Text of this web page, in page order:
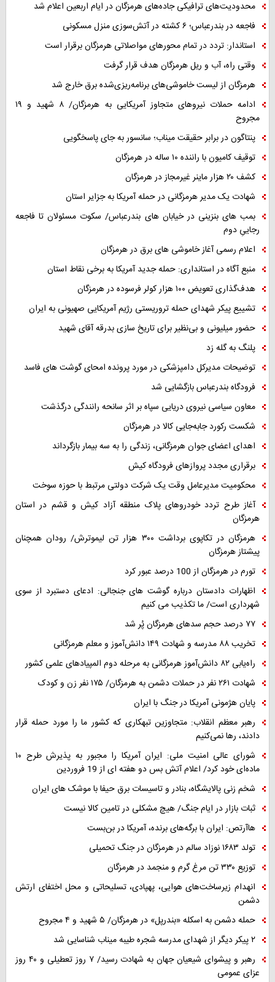
محدودیت‌های ترافیکی جاده‌های هرمزگان در ایام اربعین اعلام شد
فاجعه در بندرعباس؛ ۶ کشته در آتش‌سوزی منزل مسکونی
استاندار: تردد در تمام محورهای مواصلاتی هرمزگان برقرار است
وقتی راه، آب و ریل هرمزگان هدف قرار گرفت
هرمزگان از لیست خاموشی‌های برنامه‌ریزی‌شده برق خارج شد
ادامه حملات نیروهای متجاوز آمریکایی به هرمزگان/ ۸ شهید و ۱۹
مجروح
پنتاگون در برابر حقیقت میناب؛ سانسور به جای پاسخگویی
توقیف کامیون با راننده ۱۰ ساله در هرمزگان
کشف ۲۰ هزار ماینر غیرمجاز در هرمزگان
شهادت یک مدیر هرمزگانی در حمله آمریکا به جزایر استان
بمب های بنزینی در خیابان های بندرعباس/ سکوت مسئولان تا فاجعه
رجاییِ دوم
اعلام رسمی آغاز خاموشی های برق در هرمزگان
منبع آگاه در استانداری: حمله جدید آمریکا به برخی نقاط استان
هدف‌گذاری تعویض ۱۰۰ هزار کولر فرسوده در هرمزگان
تشییع پیکر شهدای حمله تروریستی رژیم آمریکایی صهیونی به ایران
حضور میلیونی و بی‌نظیر برای تاریخ سازی بدرقه آقای شهید
پلنگ به گله زد
توضیحات مدیرکل دامپزشکی در مورد پرونده امحای گوشت های فاسد
فرودگاه بندرعباس بازگشایی شد
معاون سیاسی نیروی دریایی سپاه بر اثر سانحه رانندگی درگذشت
شکست رکورد جابه‌جایی کالا در هرمزگان
اهدای اعضای جوان هرمزگانی، زندگی را به سه بیمار بازگرداند
برقراری مجدد پروازهای فرودگاه کیش
محکومیت مدیرعامل وقت یک شرکت دولتی مرتبط با حوزه سوخت
آغاز طرح تردد خودروهای پلاک منطقه آزاد کیش و قشم در استان
هرمزگان
هرمزگان در تکاپوی برداشت ۳۰۰ هزار تن لیموترش/ رودان همچنان
پیشتاز هرمزگان
تورم در هرمزگان از 100 درصد عبور کرد
اظهارات دادستان درباره گوشت های جنجالی: ادعای دستبرد از سوی
شهرداری است/ ما تکذیب می کنیم
۷۷ درصد حجم سدهای هرمزگان پُر شد
تخریب ۸۸ مدرسه و شهادت ۱۴۹ دانش‌آموز و معلم هرمزگانی
راه‌یابی ۸۲ دانش‌آموز هرمزگانی به مرحله دوم المپیادهای علمی کشور
شهادت ۲۶۱ نفر در حملات دشمن به هرمزگان/ ۱۷۵ نفر زن و کودک
پایان هژمونی آمریکا در جنگ با ایران
رهبر معظم انقلاب: متجاوزین تبهکاری که کشور ما را مورد حمله قرار
دادند، رها نمی‌کنیم
شورای عالی امنیت ملی: ایران آمریکا را مجبور به پذیرش طرح ۱۰
ماده‌ای خود کرد/ اعلام آتش بس دو هفته ای از 19 فروردین
شخم زنی پالایشگاه، بنادر و تاسیسات برق حیفا با موشک های ایران
ثبات بازار در ایام جنگ/ هیچ مشکلی در تامین کالا نیست
هاآرتص: ایران با برگه‌های برنده، آمریکا در بن‌بست
تولد ۱۶۸۳ نوزاد سالم در هرمزگان در جنگ تحمیلی
توزیع ۳۳۰ تن مرغ گرم و منجمد در هرمزگان
انهدام زیرساخت‌های هوایی، پهپادی، تسلیحاتی و محل اختفای ارتش
دشمن
حمله دشمن به اسکله «بندرپل» در هرمزگان/ ۵ شهید و ۴ مجروح
۲ پیکر دیگر از شهدای مدرسه شجره طیبه میناب شناسایی شد
رهبر و پیشوای شیعیان جهان به شهادت رسید/ ۷ روز تعطیلی و ۴۰ روز
عزای عمومی